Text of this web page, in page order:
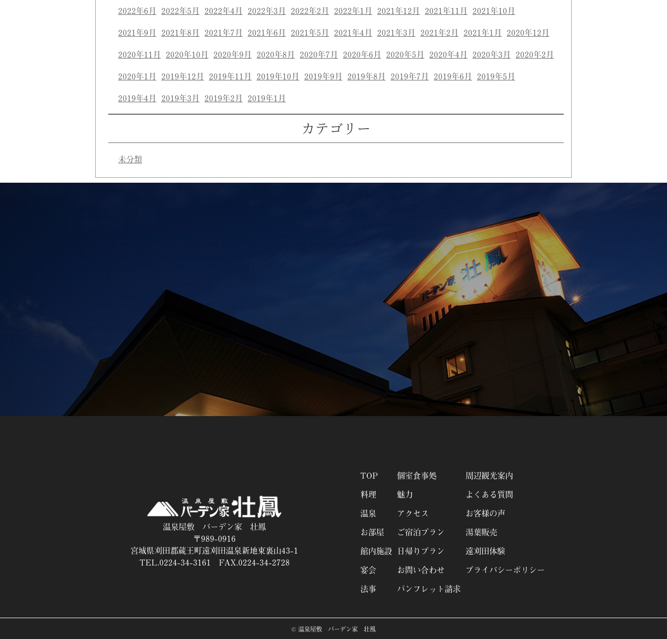
2022年6月 2022年5月 2022年4月 2022年3月 2022年2月 2022年1月 2021年12月 2021年11月 2021年10月
2021年9月 2021年8月 2021年7月 2021年6月 2021年5月 2021年4月 2021年3月 2021年2月 2021年1月 2020年12月
2020年11月 2020年10月 2020年9月 2020年8月 2020年7月 2020年6月 2020年5月 2020年4月 2020年3月 2020年2月
2020年1月 2019年12月 2019年11月 2019年10月 2019年9月 2019年8月 2019年7月 2019年6月 2019年5月
2019年4月 2019年3月 2019年2月 2019年1月
カテゴリー
未分類
温泉屋敷 バーデン家 壮鳳
〒989-0916
宮城県刈田郡蔵王町遠刈田温泉新地東裏山43-1
TEL.0224-34-3161 FAX.0224-34-2728
TOP
料理
温泉
お部屋
館内施設
宴会
法事
個室食事処
魅力
アクセス
ご宿泊プラン
日帰りプラン
お問い合わせ
パンフレット請求
周辺観光案内
よくある質問
お客様の声
湯葉販売
遠刈田体験
プライバシーポリシー
© 温泉屋敷 バーデン家 壮鳳